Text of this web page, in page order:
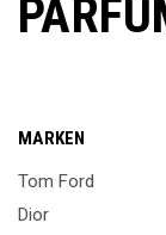
MARKEN
Tom Ford
Dior